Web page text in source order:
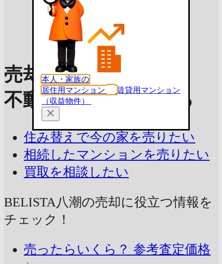
売却理由を選んで
不動産査定を依頼する
住み替えで今の家を売りたい
相続したマンションを売りたい
買取を相談したい
BELISTA八潮の売却に役立つ情報を
チェック！
売ったらいくら？ 参考査定価格
本人・家族の
居住用マンション
賃貸用マンション
（収益物件）